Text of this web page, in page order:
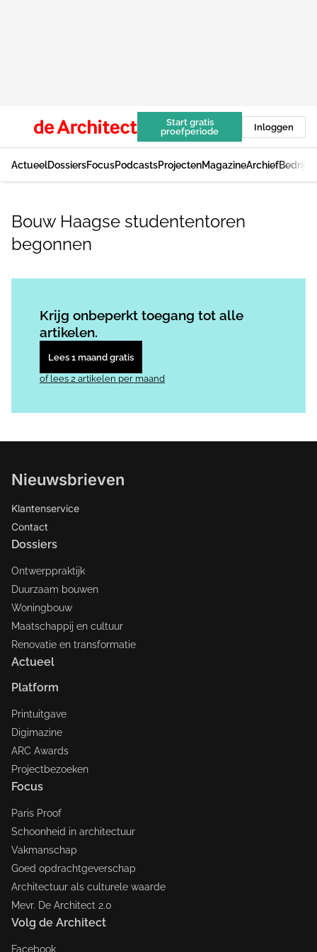
Start gratis
proefperiode
Inloggen
ActueelDossiersFocusPodcastsProjectenMagazineArchief
Bouw Haagse studententoren
begonnen
Krijg onbeperkt toegang tot alle
artikelen.
Lees 1 maand gratis
of lees 2 artikelen per maand
Nieuwsbrieven
Klantenservice
Contact
Dossiers
Ontwerppraktijk
Duurzaam bouwen
Woningbouw
Maatschappij en cultuur
Renovatie en transformatie
Actueel
Platform
Printuitgave
Digimazine
ARC Awards
Projectbezoeken
Focus
Paris Proof
Schoonheid in architectuur
Vakmanschap
Goed opdrachtgeverschap
Architectuur als culturele waarde
Mevr. De Architect 2.0
Volg de Architect
Facebook